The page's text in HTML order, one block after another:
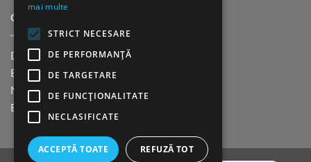
CINE SUNTEM?
Despre noi
Blog
Newsletter
Evenimente
mai multe
STRICT NECESARE
DE PERFORMANȚĂ
DE TARGETARE
DE FUNCŢIONALITATE
NECLASIFICATE
ACCEPTĂ TOATE REFUZĂ TOT